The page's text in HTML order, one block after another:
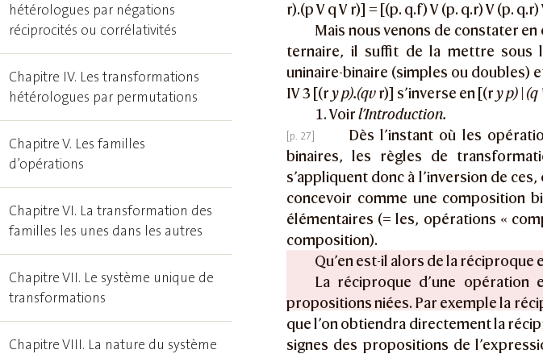
r).(p V q V r)] = [(p. q.f) V (p. q.r) V (p.
Mais nous venons de constater
ternaire, il suffit de la mettre sous
uninaire-binaire (simples ou doubles)
IV 3 [(ry p).(qvr)] s’inverse en [(ry p) | (q
1. Voirl’Introduction.
Dès l’instant où les
binaires, les règles de
s’appliquent donc à l’inversion de
concevoir comme une composition
élémentaires (= les, opérations «
composition).
Qu’en est-il alors de la réciproque
La réciproque d’une opération
propositions niées. Par exemple la
que l’on obtiendra directement la
signes des propositions de
hétérologues par négations
réciprocités ou corrélativités
Chapitre IV. Les transformations
hétérologues par permutations
Chapitre V. Les familles
d’opérations
Chapitre VI. La transformation des
familles les unes dans les autres
Chapitre VII. Le système unique de
transformations
Chapitre VIII. La nature du système